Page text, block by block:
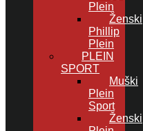
Plein
Ženski
Phillip
Plein
PLEIN
SPORT
Muški
Plein
Sport
Ženski